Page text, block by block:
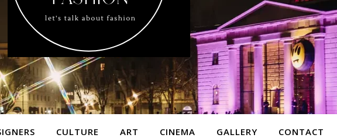
CULTURE ART CINEMA GALLERY CONTACT